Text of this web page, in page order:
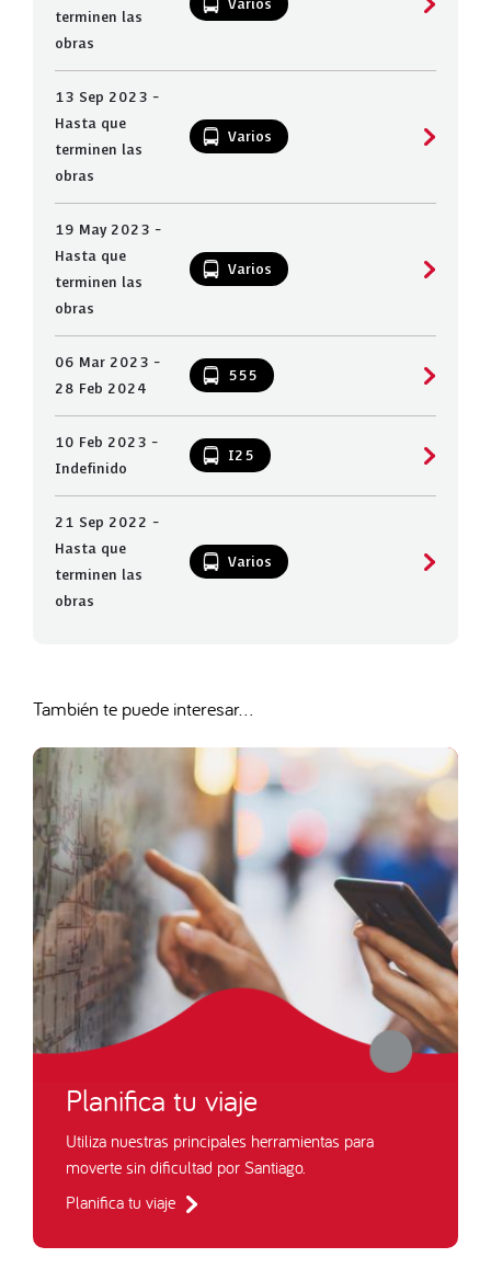
terminen las
obras
Varios
13 Sep 2023 -
Hasta que
terminen las
obras
Varios
19 May 2023 -
Hasta que
terminen las
obras
Varios
06 Mar 2023 -
28 Feb 2024
555
10 Feb 2023 -
Indefinido
I25
21 Sep 2022 -
Hasta que
terminen las
obras
Varios
También te puede interesar...
Planifica tu viaje
Utiliza nuestras principales herramientas para
moverte sin dificultad por Santiago.
Planifica tu viaje